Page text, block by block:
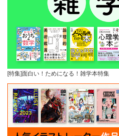
[特集]面白い！ためになる！雑学本特集